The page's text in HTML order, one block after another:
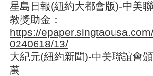
星島日報(紐約大都會版)-中美
教獎助金：
https://
0240618/13/
大紀元(紐約新聞)-中美聯誼會
萬